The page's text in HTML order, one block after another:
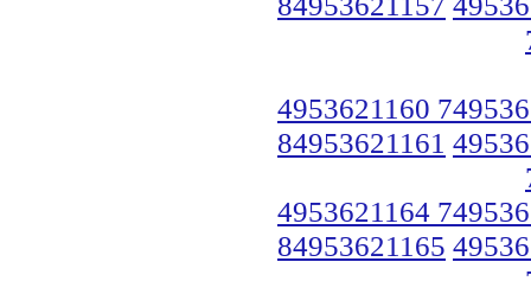
4953621160
84953621161
4953621164
84953621165